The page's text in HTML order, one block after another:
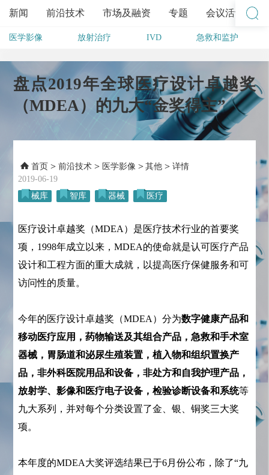
新闻 前沿技术 市场及融资 专题 会议活动
医学影像 放射治疗 IVD 急救和监护
盘点2019年全球医疗设计卓越奖
（MDEA）的九大“金奖得主”
首页 > 前沿技术 > 医学影像 > 其他 > 详情
2019-06-19
械库
智库 器械 医疗
医疗设计卓越奖（MDEA）是医疗技术行业的首要奖
项，1998年成立以来，MDEA的使命就是认可医疗产品
设计和工程方面的重大成就，以提高医疗保健服务和可
访问性的质量。
今年的医疗设计卓越奖（MDEA）分为数字健康产品和
移动医疗应用，药物输送及其组合产品，急救和手术室
器械，胃肠道和泌尿生殖装置，植入物和组织置换产
品，非外科医院用品和设备，非处方和自我护理产品，
放射学、影像和医疗电子设备，检验诊断设备和系统等
九大系列，并对每个分类设置了金、银、铜奖三大奖
项。
本年度的MDEA大奖评选结果已于6月份公布，除了“九